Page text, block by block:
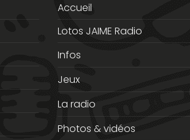
Accueil
Lotos JAIME Radio
Infos
Jeux
La radio
Photos & vidéos